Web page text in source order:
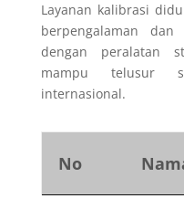
Layanan kalibrasi
berpengalaman
dengan peralatan
mampu telusur
internasional.
No